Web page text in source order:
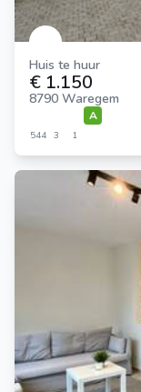
Huis te huur
€ 1.150
8790 Waregem
544 3 1
A